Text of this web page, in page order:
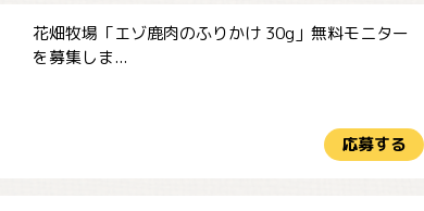
花畑牧場「エゾ鹿肉のふりかけ 30g」無料モニター
を募集しま...
応募する